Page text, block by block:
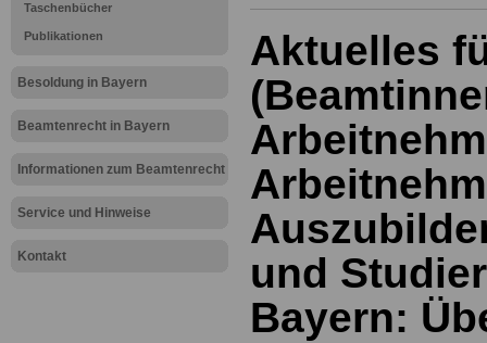
Taschenbücher
Publikationen
Besoldung in Bayern
Beamtenrecht in Bayern
Informationen zum Beamtenrecht
Service und Hinweise
Kontakt
Aktuelles
und
Bayern: